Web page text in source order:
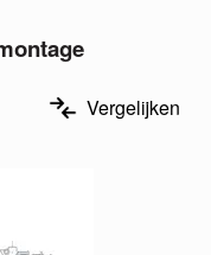
Vergelijken